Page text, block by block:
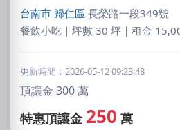
台南市 歸仁區 長榮路一段349號
餐飲小吃｜坪數 30 坪｜租金
更新時間：2026-05-12 09:23:48
頂讓金 300萬
特惠頂讓金 250 萬